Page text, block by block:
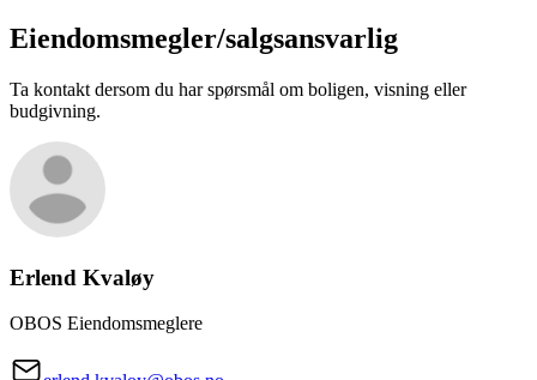
Eiendomsmegler/salgsansvarlig
Ta kontakt dersom du har spørsmål om boligen, visning eller
budgivning.
Erlend Kvaløy
OBOS Eiendomsmeglere